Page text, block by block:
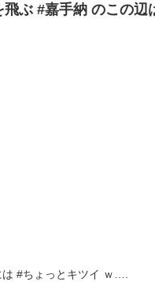
ぶ #嘉手納 のこの辺
#ちょっとキツイ ｗ….